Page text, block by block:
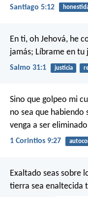
Santiago 5:12
En ti, oh Jehová, he
jamás; Líbrame en tu
Salmo 31:1 justicia
Sino que golpeo mi
no sea que
venga a ser
1 Corintios 9:27
Exaltado seas sobre
tierra sea enaltecida